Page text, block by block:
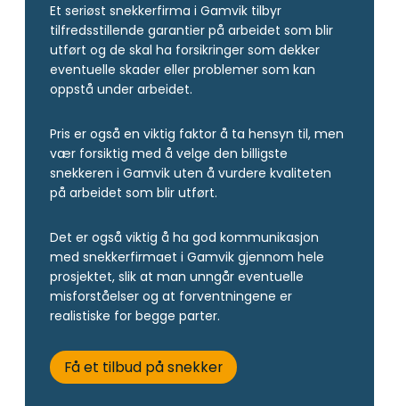
Et seriøst snekkerfirma i Gamvik tilbyr
tilfredsstillende garantier på arbeidet som blir
utført og de skal ha forsikringer som dekker
eventuelle skader eller problemer som kan
oppstå under arbeidet.
Pris er også en viktig faktor å ta hensyn til, men
vær forsiktig med å velge den billigste
snekkeren i Gamvik uten å vurdere kvaliteten
på arbeidet som blir utført.
Det er også viktig å ha god kommunikasjon
med snekkerfirmaet i Gamvik gjennom hele
prosjektet, slik at man unngår eventuelle
misforståelser og at forventningene er
realistiske for begge parter.
Få et tilbud på snekker